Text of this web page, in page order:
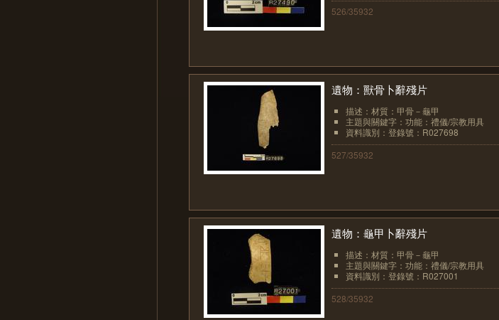
526/35932
遺物：獸骨卜辭殘片
描述：材質：甲骨－龜甲
主題與關鍵字：功能：禮儀/宗教用具
資料識別：登錄號：R027698
527/35932
遺物：龜甲卜辭殘片
描述：材質：甲骨－龜甲
主題與關鍵字：功能：禮儀/宗教用具
資料識別：登錄號：R027001
528/35932